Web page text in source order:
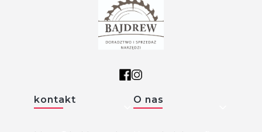
Linki w stopce
kontakt O nas